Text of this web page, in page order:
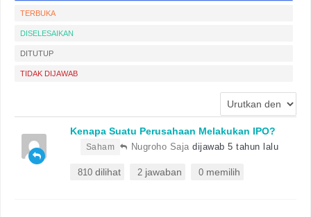
TERBUKA
DISELESAIKAN
DITUTUP
TIDAK DIJAWAB
Kenapa Suatu Perusahaan Melakukan IPO?
Nugroho Saja dijawab 5 tahun lalu
Saham
810 dilihat 2 jawaban 0 memilih